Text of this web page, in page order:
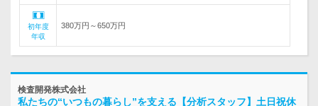
初年度
年収
380万円～650万円
検査開発株式会社
私たちの“いつもの暮らし”を支える【分析スタッフ】土日祝休